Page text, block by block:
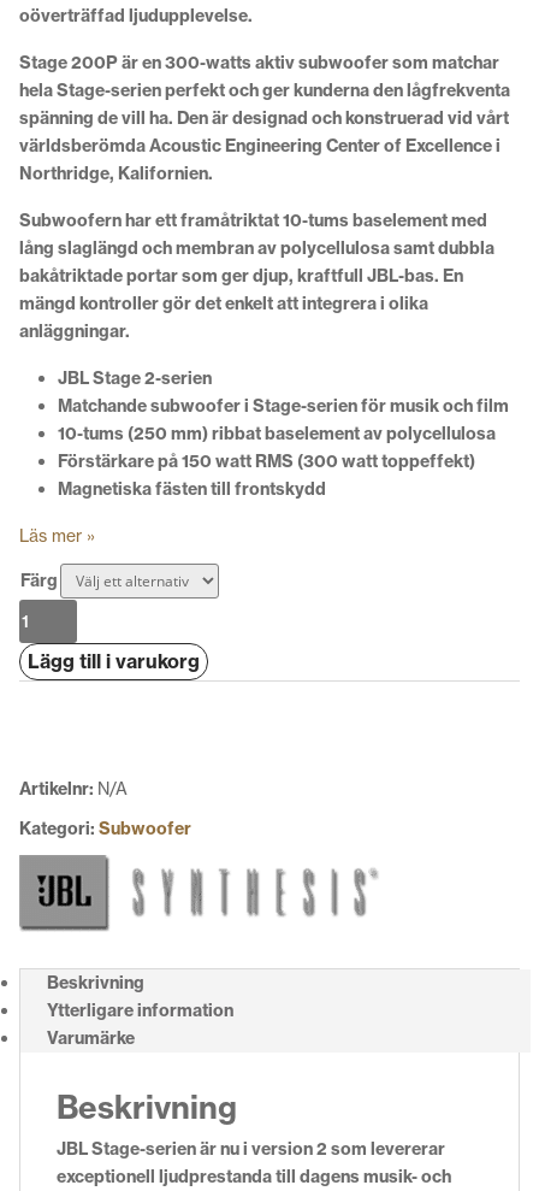
oöverträffad ljudupplevelse.
Stage 200P är en 300-watts aktiv subwoofer som matchar
hela Stage-serien perfekt och ger kunderna den lågfrekventa
spänning de vill ha. Den är designad och konstruerad vid vårt
världsberömda Acoustic Engineering Center of Excellence i
Northridge, Kalifornien.
Subwoofern har ett framåtriktat 10-tums baselement med
lång slaglängd och membran av polycellulosa samt dubbla
bakåtriktade portar som ger djup, kraftfull JBL-bas. En
mängd kontroller gör det enkelt att integrera i olika
anläggningar.
JBL Stage 2-serien
Matchande subwoofer i Stage-serien för musik och film
10-tums (250 mm) ribbat baselement av polycellulosa
Förstärkare på 150 watt RMS (300 watt toppeffekt)
Magnetiska fästen till frontskydd
Läs mer »
Färg
JBL
Stage
200P
Lägg till i varukorg
Artikelnr: N/A
Kategori: Subwoofer
Beskrivning
Ytterligare information
Varumärke
Beskrivning
JBL Stage-serien är nu i version 2 som levererar
exceptionell ljudprestanda till dagens musik- och